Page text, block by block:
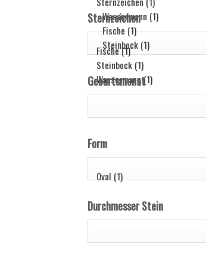
Sternzeichen
Geburtsmonat
Form
Durchmesser Stein